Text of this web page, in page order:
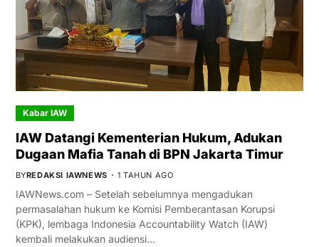
Kabar IAW
IAW Datangi Kementerian Hukum, Adukan
Dugaan Mafia Tanah di BPN Jakarta Timur
BYREDAKSI IAWNEWS 1 TAHUN AGO
IAWNews.com – Setelah sebelumnya mengadukan
permasalahan hukum ke Komisi Pemberantasan Korupsi
(KPK), lembaga Indonesia Accountability Watch (IAW)
kembali melakukan audiensi…